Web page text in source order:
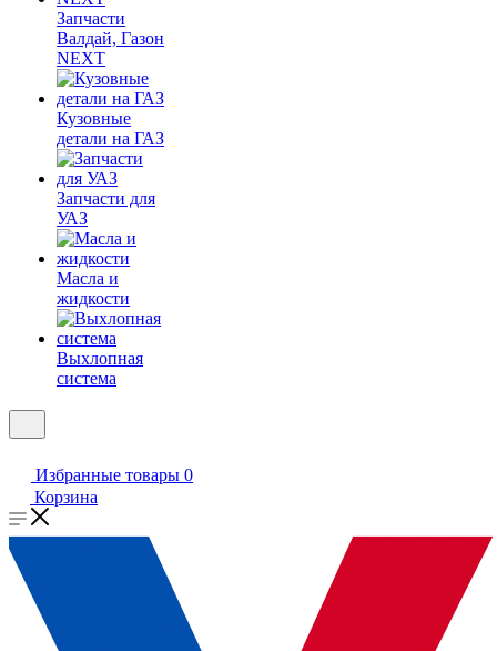
Запчасти
Валдай, Газон
NEXT
Кузовные
детали на ГАЗ
Запчасти для
УАЗ
Масла и
жидкости
Выхлопная
система
Избранные товары 0
Корзина